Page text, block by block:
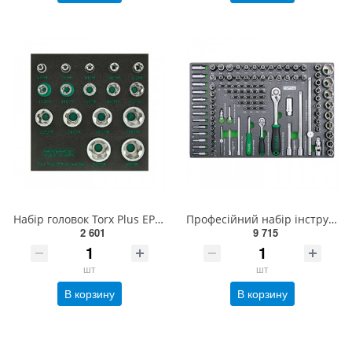
Набір головок Torx Plus EPR 1/4"&amp;3/8"&amp;1/2" 6EPR-32EPR 16ед. TOPTUL GABF1601
2 601
шт
В корзину
Професійний набір інструменту в ложементі 1/4", 1/2" 111ед. TOPTUL GEDB117
9 715
шт
В корзину